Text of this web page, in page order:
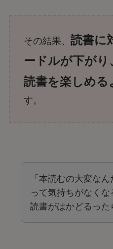
その結果、読書に
ードルが下がり
読書を楽しめる
す。
「本読むの大変な
って気持ちがなくな
読書がはかどるった